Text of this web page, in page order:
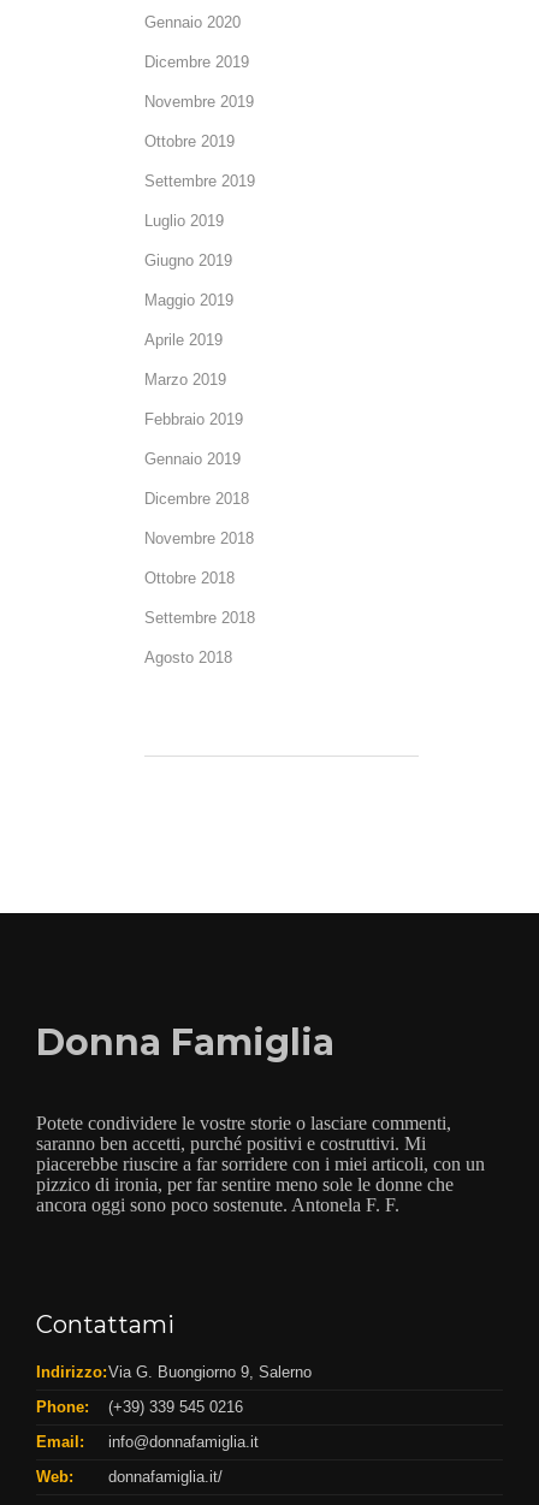
Gennaio 2020
Dicembre 2019
Novembre 2019
Ottobre 2019
Settembre 2019
Luglio 2019
Giugno 2019
Maggio 2019
Aprile 2019
Marzo 2019
Febbraio 2019
Gennaio 2019
Dicembre 2018
Novembre 2018
Ottobre 2018
Settembre 2018
Agosto 2018
Donna Famiglia
Potete condividere le vostre storie o lasciare commenti,
saranno ben accetti, purché positivi e costruttivi. Mi
piacerebbe riuscire a far sorridere con i miei articoli, con un
pizzico di ironia, per far sentire meno sole le donne che
ancora oggi sono poco sostenute. Antonela F. F.
Contattami
Indirizzo:Via G. Buongiorno 9, Salerno
Phone:
(+39) 339 545 0216
Email:
info@donnafamiglia.it
Web:
donnafamiglia.it/